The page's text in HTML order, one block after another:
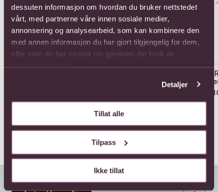
dessuten informasjon om hvordan du bruker nettstedet
vårt, med partnerne våre innen sosiale medier,
annonsering og analysearbeid, som kan kombinere den
med annen informasjon du har gjort tilgjengelig for dem,
eller som de har samlet inn gjennom din bruk av
tjenestene deres.
Detaljer
Tillat alle
Tilpass
Ikke tillat
1155,-
12 Roses Long Stemmed